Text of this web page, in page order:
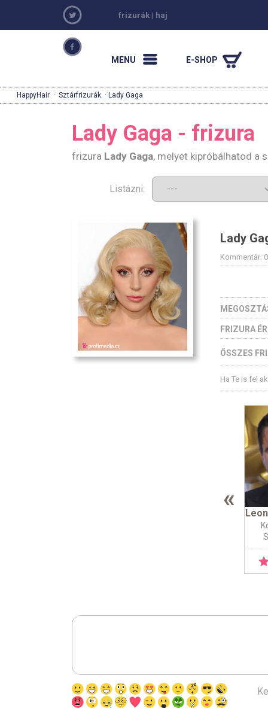
frizurák | haj
MENU E-SHOP
HappyHair · Sztárfrizurák · Lady Gaga
Lady Gaga - frizura
frizura Lady Gaga, melyet kipróbálhatod a
Listázni:
Lady
Kommentár:
FRIZURA
ÖSSZES
Ha Te is fel
«